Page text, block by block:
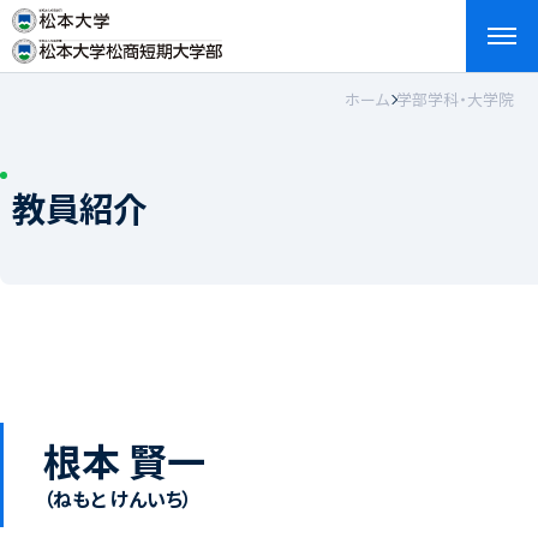
アクセス English
ホーム 学部学科・大学院
教員紹介
根本 賢一
（ねもと けんいち）